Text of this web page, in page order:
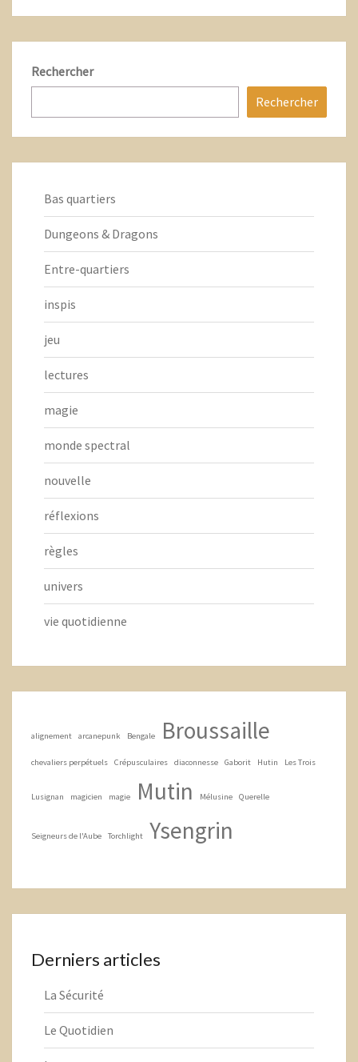
Rechercher
Rechercher
Bas quartiers
Dungeons & Dragons
Entre-quartiers
inspis
jeu
lectures
magie
monde spectral
nouvelle
réflexions
règles
univers
vie quotidienne
alignement arcanepunk Bengale Broussaille
chevaliers perpétuels Crépusculaires diaconnesse Gaborit Hutin Les Trois
Lusignan magicien magie Mutin Mélusine Querelle
Seigneurs de l'Aube Torchlight Ysengrin
Derniers articles
La Sécurité
Le Quotidien